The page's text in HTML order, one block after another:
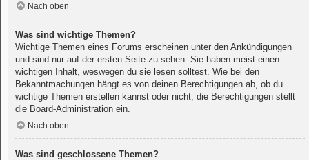
Nach oben
Was sind wichtige Themen?
Wichtige Themen eines Forums erscheinen unter den Ankündigungen
und sind nur auf der ersten Seite zu sehen. Sie haben meist einen
wichtigen Inhalt, weswegen du sie lesen solltest. Wie bei den
Bekanntmachungen hängt es von deinen Berechtigungen ab, ob du
wichtige Themen erstellen kannst oder nicht; die Berechtigungen stellt
die Board-Administration ein.
Nach oben
Was sind geschlossene Themen?